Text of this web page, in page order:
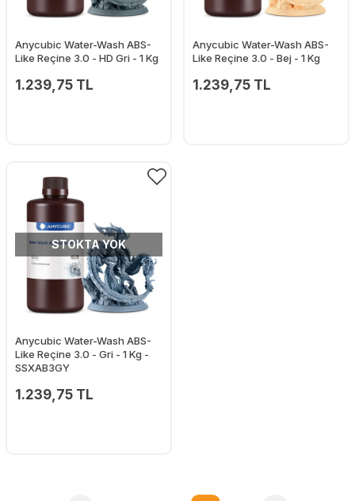
Anycubic Water-Wash ABS-
Like Reçine 3.0 - HD Gri - 1 Kg
1.239,75 TL
Anycubic Water-Wash ABS-
Like Reçine 3.0 - Bej - 1 Kg
1.239,75 TL
STOKTA YOK
Anycubic Water-Wash ABS-
Like Reçine 3.0 - Gri - 1 Kg -
SSXAB3GY
1.239,75 TL